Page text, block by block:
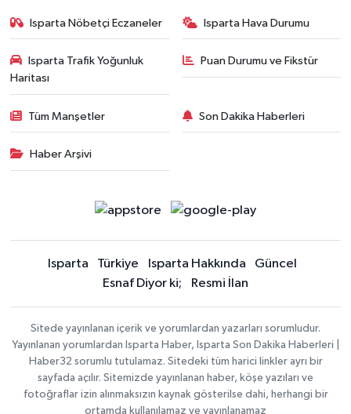
Isparta Nöbetçi Eczaneler Isparta Hava Durumu
Isparta Trafik Yoğunluk
Haritası
Puan Durumu ve Fikstür
Tüm Manşetler Son Dakika Haberleri
Haber Arşivi
Isparta Türkiye Isparta Hakkında
Güncel
Esnaf Diyor ki;
Resmi İlan
Sitede yayınlanan içerik ve yorumlardan yazarları sorumludur.
Yayınlanan yorumlardan Isparta Haber, Isparta Son Dakika Haberleri |
Haber32 sorumlu tutulamaz. Sitedeki tüm harici linkler ayrı bir
sayfada açılır. Sitemizde yayınlanan haber, köşe yazıları ve
fotoğraflar izin alınmaksızın kaynak gösterilse dahi, herhangi bir
ortamda kullanılamaz ve yayınlanamaz